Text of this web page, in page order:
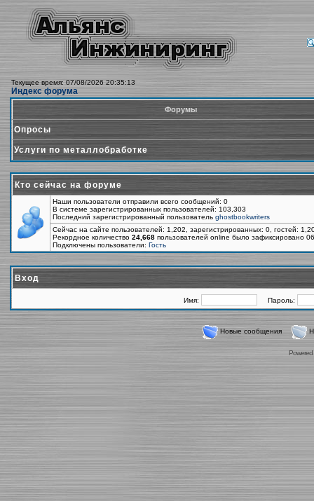
Текущее время: 07/08/2026 20:35:13
Индекс форума
Форумы
Опросы
Услуги по металлобработке
Кто сейчас на форуме
Наши пользователи отправили всего сообщений: 0
В системе зарегистрированных пользователей: 103,303
Последний зарегистрированный пользователь ghostbookwriters
Сейчас на сайте пользователей: 1,202, зарегистрированных: 0, гостей:
Рекордное количество 24,668 пользователей online было зафиксировано
Подключены пользователи: Гость
Вход
Имя: Пароль:
Новые сообщения